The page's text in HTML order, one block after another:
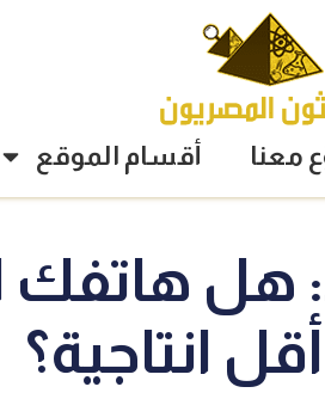
معنا أقسام الموقع
هل هاتفك
انتاجية؟